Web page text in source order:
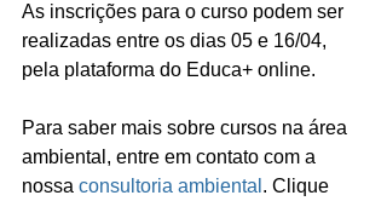
As inscrições para o curso podem ser
realizadas entre os dias 05 e 16/04,
pela plataforma do Educa+ online.
Para saber mais sobre cursos na área
ambiental, entre em contato com a
nossa consultoria ambiental . Clique